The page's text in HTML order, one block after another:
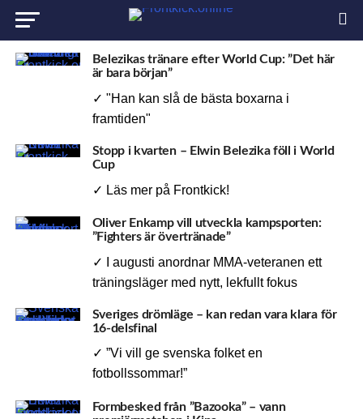
Belezikas tränare efter World Cup: ”Det här
är bara början”
✓ "Han kan slå de bästa boxarna i
framtiden"
Stopp i kvarten – Elwin Belezika föll i World
Cup
✓ Läs mer på Frontkick!
Oliver Enkamp vill utveckla kampsporten:
”Fighters är övertränade”
✓ I augusti anordnar MMA-veteranen ett
träningsläger med nytt, lekfullt fokus
Sveriges drömläge – kan redan vara klara för
16-delsfinal
✓ ”Vi vill ge svenska folket en
fotbollssommar!”
Formbesked från ”Bazooka” – vann